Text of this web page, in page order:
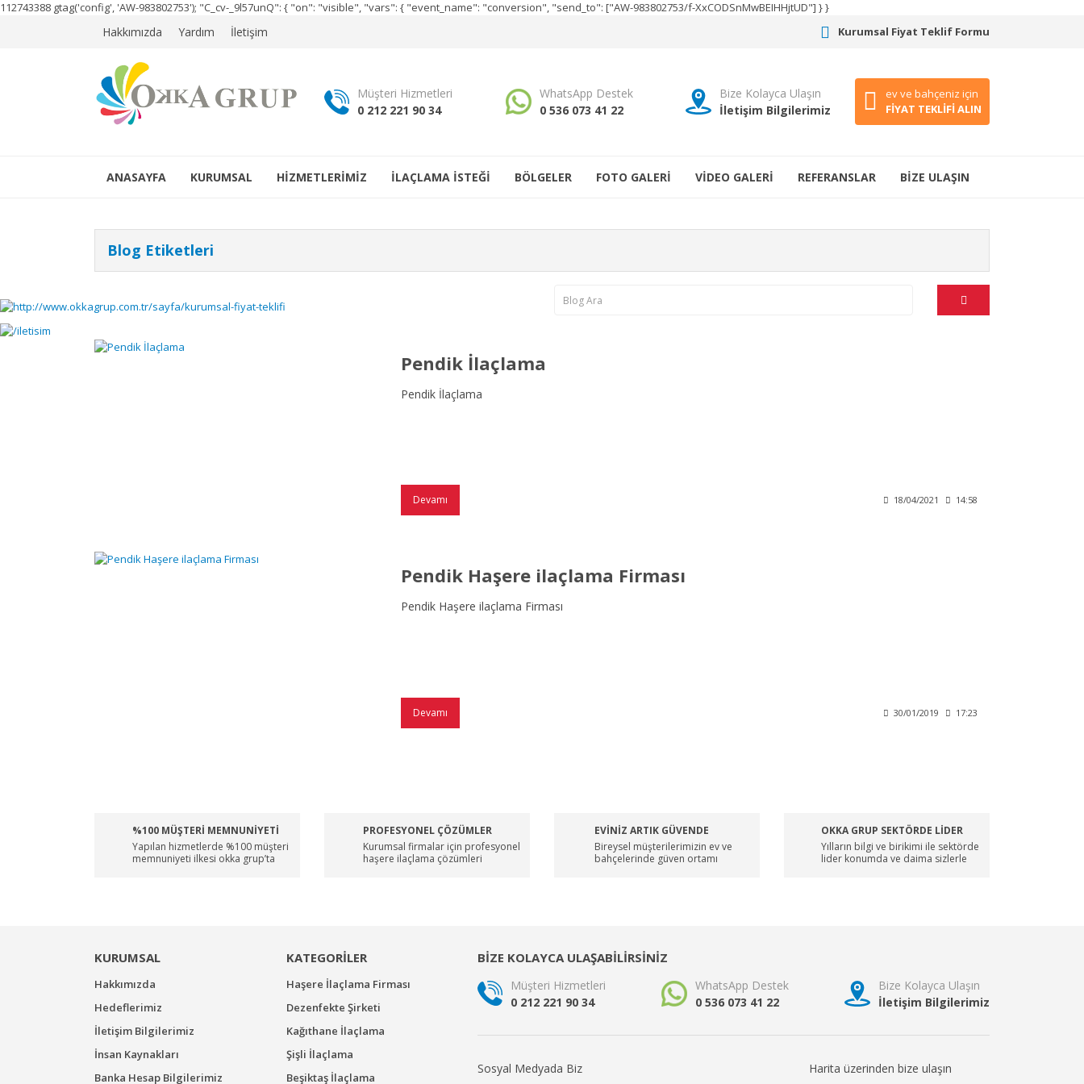
112743388 gtag('config', 'AW-983802753'); "C_cv-_9l57unQ": { "on": "visible", "vars": { "event_name": "conversion", "send_to": ["AW-983802753/f-XxCODSnMwBEIHHjtUD"] } }
Hakkımızda Yardım İletişim Kurumsal Fiyat Teklif Formu
Müşteri Hizmetleri
0 212 221 90 34
WhatsApp Destek
0 536 073 41 22
Bize Kolayca Ulaşın
İletişim Bilgilerimiz
ev ve bahçeniz için
FİYAT TEKLİFİ ALIN
ANASAYFA KURUMSAL HİZMETLERİMİZ İLAÇLAMA İSTEĞİ BÖLGELER FOTO GALERİ VİDEO GALERİ REFERANSLAR BİZE ULAŞIN
Blog Etiketleri
Pendik İlaçlama
Pendik İlaçlama
Devamı 18/04/2021 14:58
Pendik Haşere ilaçlama Firması
Pendik Haşere ilaçlama Firması
Devamı 30/01/2019 17:23
%100 MÜŞTERİ MEMNUNİYETİ
Yapılan hizmetlerde %100 müşteri
memnuniyeti ilkesi okka grup’ta
PROFESYONEL ÇÖZÜMLER
Kurumsal firmalar için profesyonel
haşere ilaçlama çözümleri
EVİNİZ ARTIK GÜVENDE
Bireysel müşterilerimizin ev ve
bahçelerinde güven ortamı
OKKA GRUP SEKTÖRDE LİDER
Yılların bilgi ve birikimi ile sektörde
lider konumda ve daima sizlerle
KURUMSAL
Hakkımızda
Hedeflerimiz
İletişim Bilgilerimiz
İnsan Kaynakları
Banka Hesap Bilgilerimiz
KATEGORİLER
Haşere İlaçlama Firması
Dezenfekte Şirketi
Kağıthane İlaçlama
Şişli İlaçlama
Beşiktaş İlaçlama
BİZE KOLAYCA ULAŞABİLİRSİNİZ
Müşteri Hizmetleri
0 212 221 90 34
WhatsApp Destek
0 536 073 41 22
Bize Kolayca Ulaşın
İletişim Bilgilerimiz
Sosyal Medyada Biz Harita üzerinden bize ulaşın